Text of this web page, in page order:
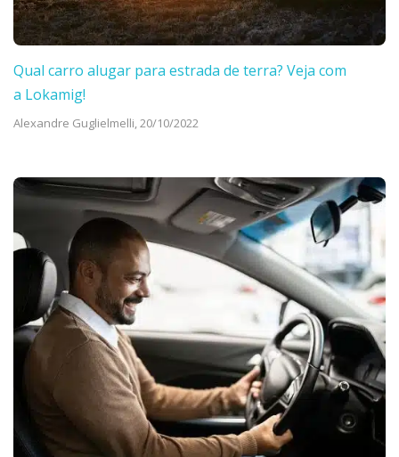
Qual carro alugar para estrada de terra? Veja com
a Lokamig!
Alexandre Guglielmelli,20/10/2022